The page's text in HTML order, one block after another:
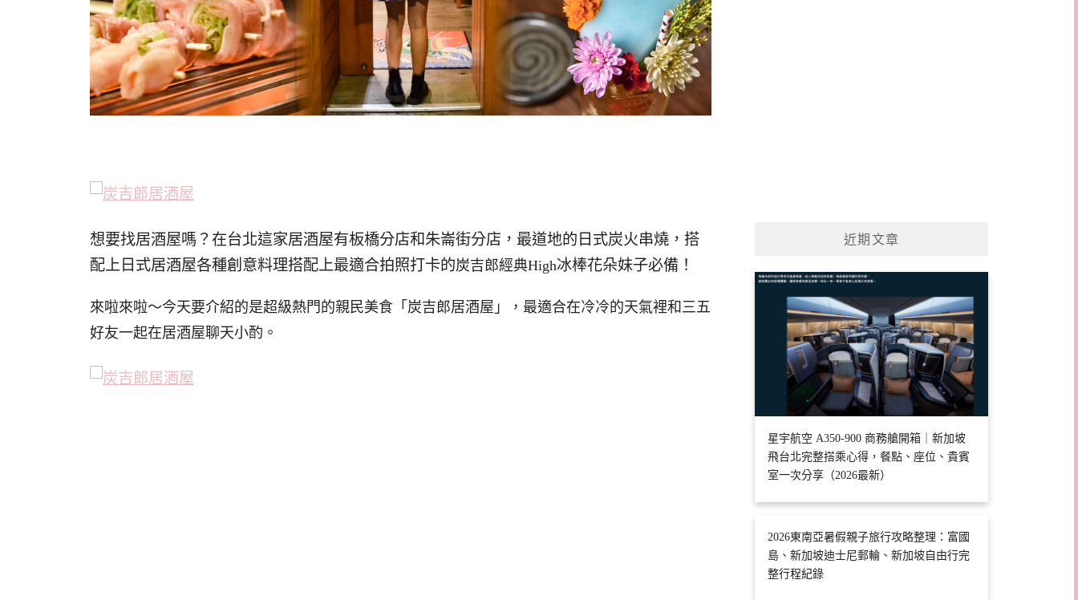
想要找居酒屋嗎？在台北這家居酒屋有板橋分店和朱崙街分店，最道地的日式炭火串燒，搭
配上日式居酒屋各種創意料理搭配上最適合拍照打卡的炭吉郎經典High冰棒花朵妹子必備！
來啦來啦～今天要介紹的是超級熱門的親民美食「炭吉郎居酒屋」，最適合在冷冷的天氣裡和三五
好友一起在居酒屋聊天小酌。
近期文章
星宇航空 A350-900 商務艙開箱｜新加坡
飛台北完整搭乘心得，餐點、座位、貴賓
室一次分享（2026最新）
2026東南亞暑假親子旅行攻略整理：富國
島、新加坡迪士尼郵輪、新加坡自由行完
整行程紀錄